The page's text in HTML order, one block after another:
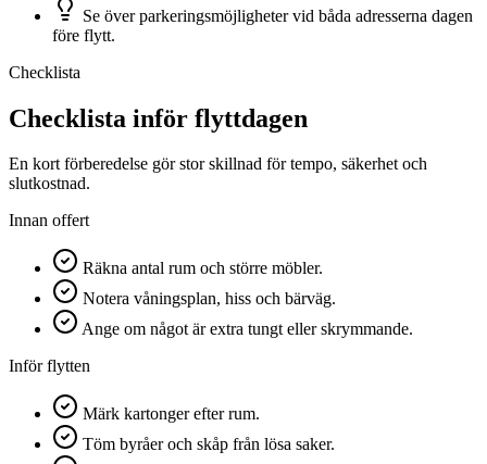
Se över parkeringsmöjligheter vid båda adresserna dagen
före flytt.
Checklista
Checklista inför flyttdagen
En kort förberedelse gör stor skillnad för tempo, säkerhet och
slutkostnad.
Innan offert
Räkna antal rum och större möbler.
Notera våningsplan, hiss och bärväg.
Ange om något är extra tungt eller skrymmande.
Inför flytten
Märk kartonger efter rum.
Töm byråer och skåp från lösa saker.